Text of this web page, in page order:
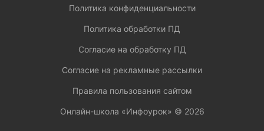
Политика конфиденциальности
Политика обработки ПД
Согласие на обработку ПД
Согласие на рекламные рассылки
Правила пользования сайтом
Онлайн-школа «Инфоурок» © 2026